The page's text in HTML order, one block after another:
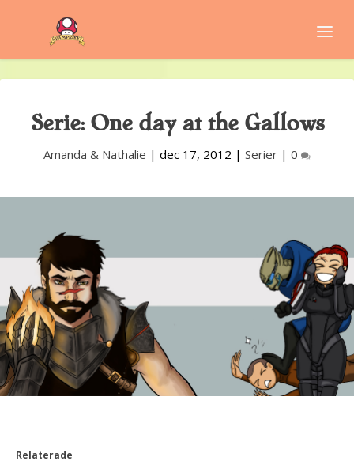
Serie: One day at the Gallows
Amanda & Nathalie | dec 17, 2012 | Serier | 0
Relaterade